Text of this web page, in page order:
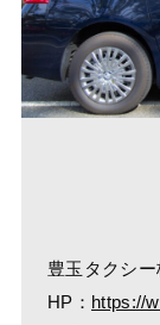
豊玉タクシ
HP： https://